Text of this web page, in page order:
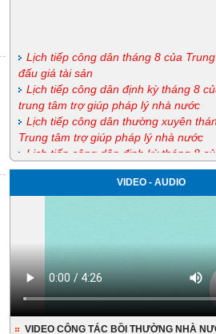
đấu giá tài sản
Lịch tiếp công dân định kỳ tháng 8
trung tâm trợ giúp pháp lý nhà nước
Lịch tiếp công dân thường xuyên
Trung tâm trợ giúp pháp lý nhà nước
Lịch tiếp công dân định kỳ tháng 8
Sở Tư pháp
áp dụng thiết kế sẵn có; danh mục loại
tổng mức tối đa của một dự án thuộc
dự án đặc thù thực hiện các Chương
quốc gia giai đoạn 2026-2030 trên địa
Châu
VIDEO - AUDIO
VIDEO CÔNG TÁC BỒI THƯỜNG NHÀ